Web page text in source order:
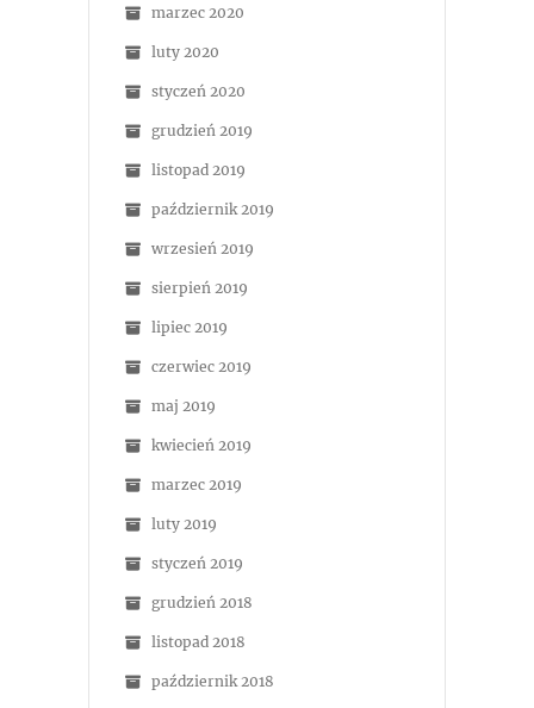
marzec 2020
luty 2020
styczeń 2020
grudzień 2019
listopad 2019
październik 2019
wrzesień 2019
sierpień 2019
lipiec 2019
czerwiec 2019
maj 2019
kwiecień 2019
marzec 2019
luty 2019
styczeń 2019
grudzień 2018
listopad 2018
październik 2018